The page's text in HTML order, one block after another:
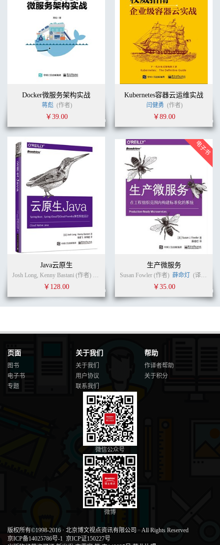
Raft 理论
实际的 Raft
...........................................................................................................
使用 Etcd 重新架构第 1 章示例
.......................................................................... 47
Consul
使用 Consul 重新架构第 1 章示例
...................................................................... 50
实现去中心化的发现服务
........................................................................................... 52
本章小结
第 3 章 遇见 Docker Swarm Mode
.............................................................................. 53
53
54
......................................................................................................
SwarmKit 的核心：swarmd
................................................................................. 56
SwarmKit 的控制器：swarmctl
........................................................................... 57
使用 Ansible 预配 SwarmKit 集群
....................................................................... 58
在 SwarmKit 上创建服务
..................................................................................... 62
Swarm Mode
Swarm v1 vs Swarm Mode vs SwarmKit
.............................................................. 64
深入了解 Swarm Mode 部署
................................................................................ 65
72
Docker微服务架构实战
蒋彪 (作者)
￥39.00
Kubernetes容器云运维实战
闫健勇 (作者)
￥89.00
Java云原生
Josh Long, Kenny Bastani (作者)张若飞 (译者)
￥128.00
生产微服务
Susan Fowler (作者) 薛命灯 (译者)
￥35.00
页面
图书
电子书
专题
关于我们
关于我们
用户协议
联系我们
帮助
作译者帮助
关于积分
微信公众号
微博
版权所有©1998-2016 · 北京博文视点资讯有限公司 · All Rights Reserved
京ICP备14025786号-1 京ICP证150227号